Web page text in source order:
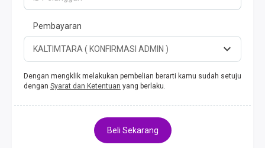
Pembayaran
Dengan mengklik melakukan pembelian berarti kamu sudah setuju
dengan Syarat dan Ketentuan yang berlaku.
Beli Sekarang